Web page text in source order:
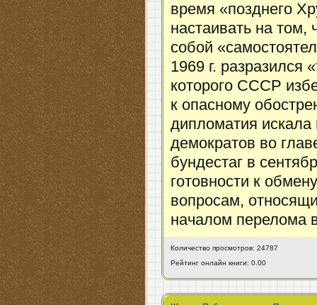
время «позднего
настаивать на том,
собой
1969 г. разразился
которого СССР
к опасному
дипломатия
демократов во
бундестаг в
готовности к
вопросам,
началом перелома
Количество просмотров: 24787
Рейтинг онлайн книги: 0.00